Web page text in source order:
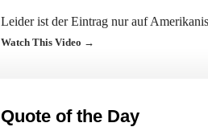
Leider ist der Eintrag nur auf
Watch This Video →
Quote of the Day